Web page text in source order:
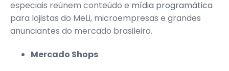
especiais reúnem conteúdo e mídia programática
para lojistas do MeLi, microempresas e grandes
anunciantes do mercado brasileiro.
Mercado Shops